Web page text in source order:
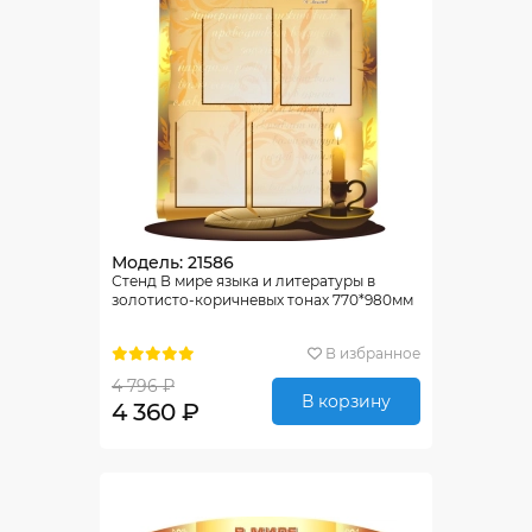
Модель: 21586
Стенд В мире языка и литературы в
золотисто-коричневых тонах 770*980мм
В избранное
4 796 ₽
4 360 ₽ В корзину